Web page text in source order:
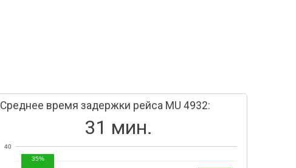
Среднее время задержки рейса MU 4932:
31 мин.
40
35%